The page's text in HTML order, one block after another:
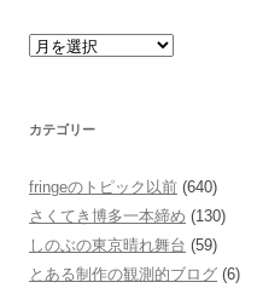
カテゴリー
fringeのトピック以前 (640)
さくてき博多一本締め (130)
しのぶの東京晴れ舞台 (59)
とある制作の観測的ブログ (6)